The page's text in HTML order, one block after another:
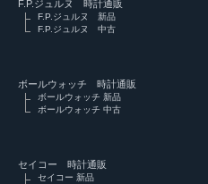
F.P.ジュルヌ 時計通販
F.P.ジュルヌ 新品
F.P.ジュルヌ 中古
ボールウォッチ 時計通販
ボールウォッチ 新品
ボールウォッチ 中古
セイコー 時計通販
セイコー 新品